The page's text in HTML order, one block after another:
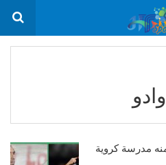
مدرسة كروية